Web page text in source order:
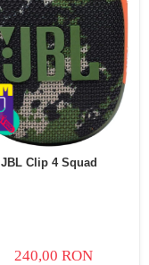
JBL Clip 4 Squad
240,00 RON